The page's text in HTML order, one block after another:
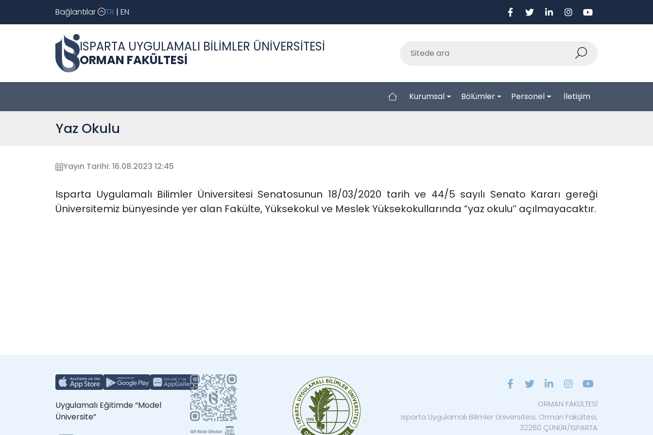
Bağlantılar TR | EN
ISPARTA UYGULAMALI BİLİMLER ÜNİVERSİTESİ
ORMAN FAKÜLTESİ
Kurumsal Bölümler Personel İletişim
Yaz Okulu
Yayın Tarihi: 16.08.2023 12:45
Isparta Uygulamalı Bilimler Üniversitesi Senatosunun 18/03/2020 tarih ve 44/5 sayılı Senato Kararı gereği
Üniversitemiz bünyesinde yer alan Fakülte, Yüksekokul ve Meslek Yüksekokullarında “yaz okulu’’ açılmayacaktır.
Uygulamalı Eğitimde “Model
Üniversite”
ORMAN FAKÜLTESİ
Isparta Uygulamalı Bilimler Üniversitesi, Orman Fakültesi,
32260 ÇÜNÜR/ISPARTA